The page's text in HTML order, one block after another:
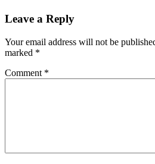
Leave a Reply
Your email address will not be
marked *
Comment *